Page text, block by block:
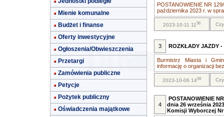
Mienie komunalne
Budżet i finanse
Oferty inwestycyjne
Ogłoszenia/Obwieszczenia
Przetargi
Zamówienia publiczne
Petycje
Pożytek publiczny
Oświadczenia majątkowe
POSTANOWIENIE NR
października 2023 r. w
2023-10-11 1156
3 ROZKŁADY JAZDY -
Burmistrz Miasta i
informację o organizacji
2023-10-06 1459
4
POSTANOWIENIE
dnia 26 września
Komisji Wyborczej